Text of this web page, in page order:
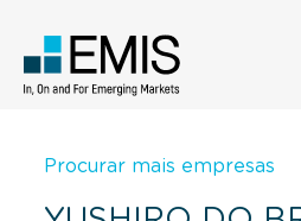
Procurar mais empresas